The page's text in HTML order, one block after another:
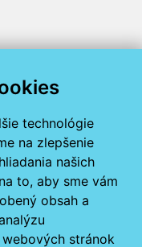
technológie
na zlepšenie
našich
to, aby sme vám
obsah a
stránok
17. hod.